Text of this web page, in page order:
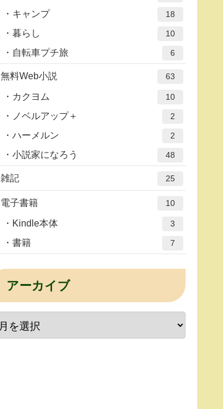
キャンプ 18
暮らし 10
自転車プチ旅 6
無料Web小説 63
カクヨム 10
ノベルアップ＋ 2
ハーメルン 2
小説家になろう 48
雑記 25
電子書籍 10
Kindle本体 3
書籍 7
アーカイブ